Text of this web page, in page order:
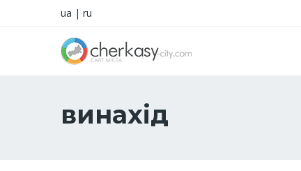
ua | ru
винахід